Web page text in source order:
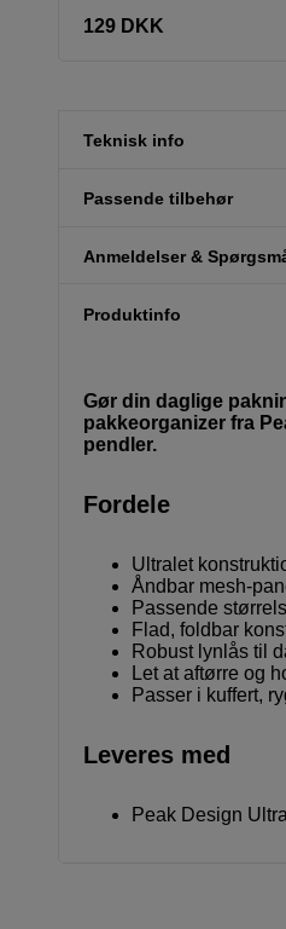
129 DKK
Teknisk info
Passende tilbehør
Anmeldelser &
Produktinfo
Gør din daglige
pakkeorganizer fra
pendler.
Fordele
Ultralet
Åndbar mesh-
Passende
Flad, foldbar
Robust lynlås til
Let at aftørre og
Passer i kuffert,
Leveres med
Peak Design